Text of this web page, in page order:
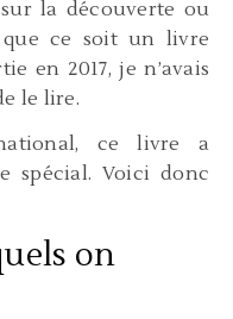
la découverte ou
que ce soit un livre
en 2017, je n’avais
le lire.
ce livre a
spécial. Voici donc
on